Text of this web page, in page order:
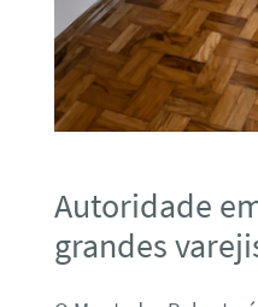
Autoridade
grandes